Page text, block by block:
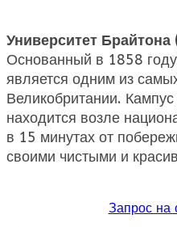
Университет
Основанный в 1858
является одним из
Великобритании.
находится возле
в 15 минутах от
своими чистыми и
Запрос на